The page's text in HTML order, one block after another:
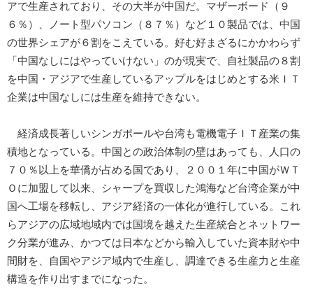
アで生産されており、その大半が中国だ。マザーボード（９
６％）、ノート型パソコン（８７％）など１０製品では、中国
の世界シェアが６割をこえている。好む好まざるにかかわらず
「中国なしにはやっていけない」のが現実で、自社製品の８割
を中国・アジアで生産しているアップルをはじめとする米ＩＴ
企業は中国なしには生産を維持できない。
経済成長著しいシンガポールや台湾も電機電子ＩＴ産業の集
積地となっている。中国との政治体制の壁はあっても、人口の
７０％以上を華僑が占める国であり、２００１年に中国がＷＴ
Ｏに加盟して以来、シャープを買収した鴻海など台湾企業が中
国へ工場を移転し、アジア経済の一体化が進行している。これ
らアジアの広域地域内では国境を越えた生産統合とネットワー
ク分業が進み、かつては日本などから輸入していた資本財や中
間財を、自国やアジア域内で生産し、調達できる生産力と生産
構造を作り出すまでになった。